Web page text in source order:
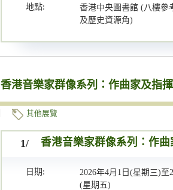
地點:
香港中央圖書館 (八樓參
及歷史資源角)
香港音樂家群像系列：作曲家及指
其他展覽
1/ 香港音樂家群像系列：作
日期:
2026年4月1日(星期三)至
(星期五)